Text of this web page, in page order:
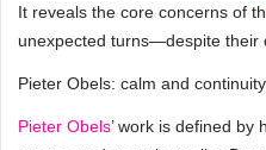
It reveals the core concerns of
unexpected turns—despite their
Pieter Obels: calm and
Pieter Obels’ work is defined